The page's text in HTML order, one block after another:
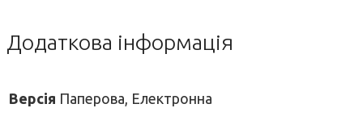
Додаткова інформація
Версія Паперова, Електронна